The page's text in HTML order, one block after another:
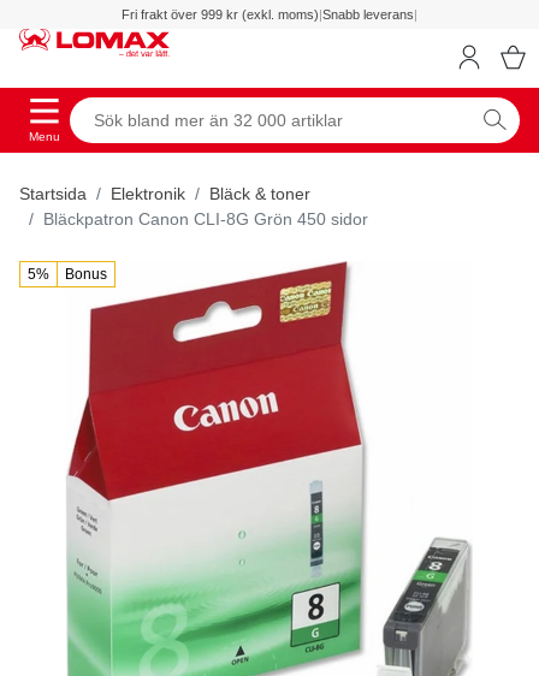
Fri frakt över 999 kr (exkl. moms)|Snabb leverans|
Menu
Startsida Elektronik
Bläck & toner
Bläckpatron Canon CLI-8G Grön 450 sidor
5% Bonus